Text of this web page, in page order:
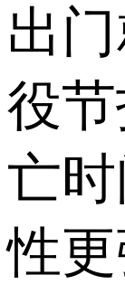
出
役
亡
性